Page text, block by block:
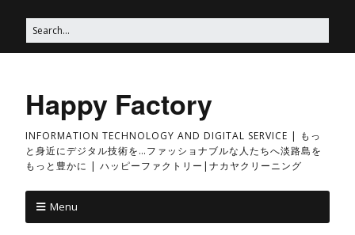
Happy Factory
INFORMATION TECHNOLOGY AND DIGITAL SERVICE | もっ
と身近にデジタル技術を…ファッショナブルな人たちへ淡路島を
もっと豊かに | ハッピーファクトリー|ナカヤクリーニング
Menu